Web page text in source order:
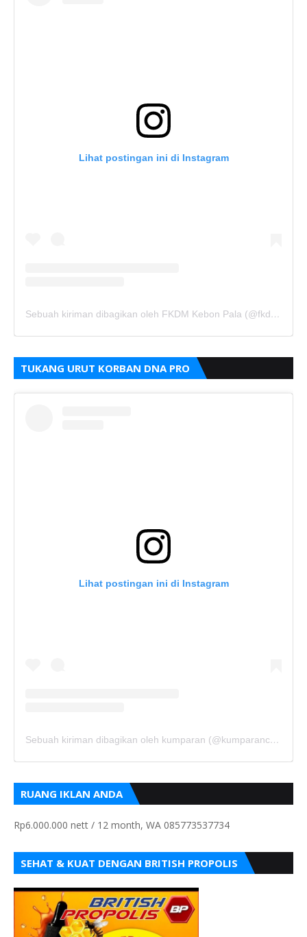
Lihat postingan ini di Instagram
Sebuah kiriman dibagikan oleh FKDM Kebon Pala (@fkdm_kebonpala)
TUKANG URUT KORBAN DNA PRO
Lihat postingan ini di Instagram
Sebuah kiriman dibagikan oleh kumparan (@kumparancom)
RUANG IKLAN ANDA
Rp6.000.000 nett / 12 month, WA 085773537734
SEHAT & KUAT DENGAN BRITISH PROPOLIS